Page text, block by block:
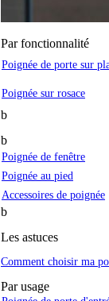
Par fonctionnalité
Poignée de porte sur
Poignée sur rosace
b
b
Poignée de fenêtre
Poignée au pied
Accessoires de poignée
b
Les astuces
Comment choisir ma
Par usage